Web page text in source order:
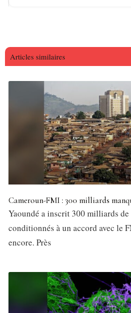
Articles similaires
Cameroun-FMI : 300 milliards
Yaoundé a inscrit 300 milliards de
conditionnés à un accord avec le
encore. Près